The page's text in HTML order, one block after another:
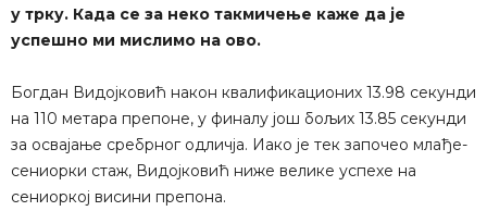
у трку. Када се за неко такмичење каже да је
успешно ми мислимо на ово.
Богдан Видојковић након квалификационих 13.98 секунди
на 110 метара препоне, у финалу још бољих 13.85 секунди
за освајање сребрног одличја. Иако је тек започео млађе-
сениорки стаж, Видојковић ниже велике успехе на
сениоркој висини препона.